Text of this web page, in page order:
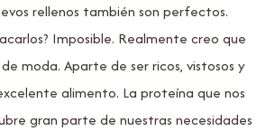
rellenos también son perfectos.
Imposible. Realmente creo que
moda. Aparte de ser ricos, vistosos y
alimento. La proteína que nos
gran parte de nuestras necesidades